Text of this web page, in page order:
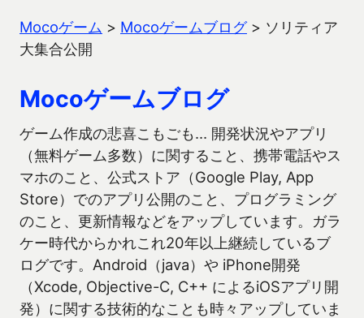
Mocoゲーム > Mocoゲームブログ> ソリティア
大集合公開
Mocoゲームブログ
ゲーム作成の悲喜こもごも… 開発状況やアプリ
（無料ゲーム多数）に関すること、携帯電話やス
マホのこと、公式ストア（Google Play, App
Store）でのアプリ公開のこと、プログラミング
のこと、更新情報などをアップしています。ガラ
ケー時代からかれこれ20年以上継続しているブ
ログです。Android（java）や iPhone開発
（Xcode, Objective-C, C++ によるiOSアプリ開
発）に関する技術的なことも時々アップしていま